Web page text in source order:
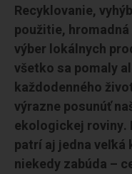
Recyklovanie,
použitie,
výber lokálnych
všetko sa pomaly
každodenného
výrazne posunúť
ekologickej roviny.
patrí aj jedna
niekedy zabúda –